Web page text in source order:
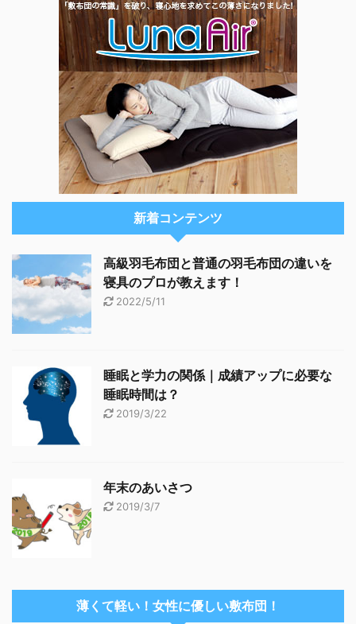
新着コンテンツ
高級羽毛布団と普通の羽毛布団の違いを
寝具のプロが教えます！
2022/5/11
睡眠と学力の関係｜成績アップに必要な
睡眠時間は？
2019/3/22
年末のあいさつ
2019/3/7
薄くて軽い！女性に優しい敷布団！